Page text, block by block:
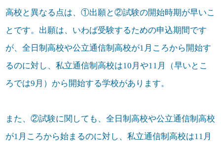
高校と異なる点は、①出願と②試験の開始時期が早いこ
とです。出願は、いわば受験するための申込期間です
が、全日制高校や公立通信制高校が1月ころから開始す
るのに対し、私立通信制高校は10月や11月（早いとこ
ろでは9月）から開始する学校があります。
また、②試験に関しても、全日制高校や公立通信制高校
が1月ころから始まるのに対し、私立通信制高校は11月